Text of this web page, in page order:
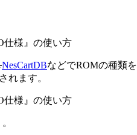
NesCartDBなどでROMの種類
れます。